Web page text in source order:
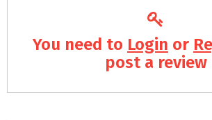
You need to Login or
post a review